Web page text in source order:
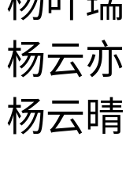
杨云
杨云晴